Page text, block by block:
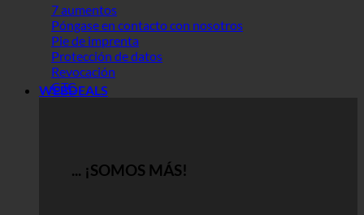
7 aumentos
Póngase en contacto con nosotros
Pie de imprenta
Protección de datos
Revocación
GTC
WEBDEALS
... ¡SOMOS MÁS!